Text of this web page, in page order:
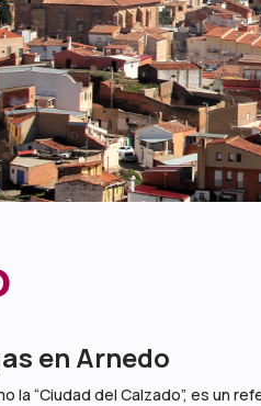
en Arnedo
la “Ciudad del Calzado”, es un